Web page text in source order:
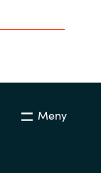
Meny